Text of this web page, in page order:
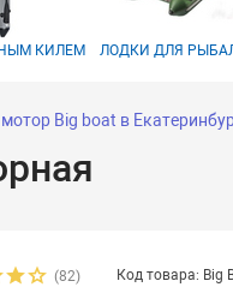
КИЛЕМ ЛОДКИ ДЛЯ
Big boat в
(82) Код товара: Big